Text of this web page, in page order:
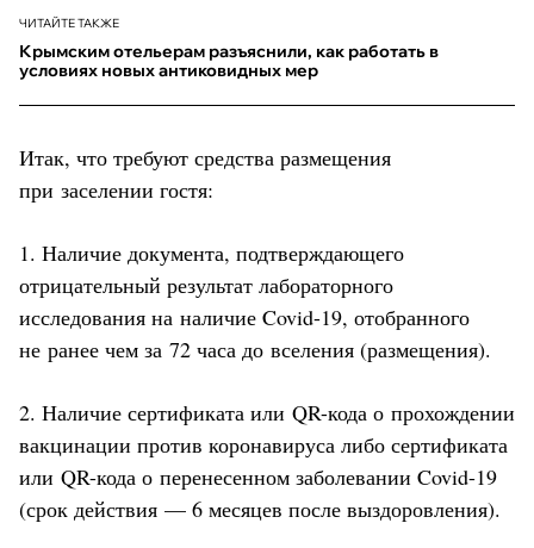
ЧИТАЙТЕ ТАКЖЕ
Крымским отельерам разъяснили, как работать в
условиях новых антиковидных мер
Итак, что требуют средства размещения
при заселении гостя:
1. Наличие документа, подтверждающего
отрицательный результат лабораторного
исследования на наличие Covid-19, отобранного
не ранее чем за 72 часа до вселения (размещения).
2. Наличие сертификата или QR-кода о прохождении
вакцинации против коронавируса либо сертификата
или QR-кода о перенесенном заболевании Covid-19
(срок действия — 6 месяцев после выздоровления).